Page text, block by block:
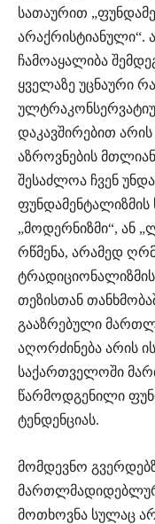
სათაურით
არაქრისტიანული“.
ჩამოაყალიბა
ყველაზე უცნაური
დაკავშირებით არის
აზროვნების
შესაძლოა ჩვენ
ფუნდამენტალიზმის
„მოდერნიზმი“, ან
რწმენა, არამედ
ტრადიციონალიზმის
თეზისთან
გააზრებული
აღორძინება არის
საქართველოში
წარმოდგენილი
ტენდენციას.
მომდევნო
მოთხოვნა სულაც